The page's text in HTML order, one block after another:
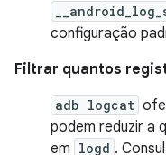
configuração
Filtrar quantos
adb logcat
podem reduzir a
em logd .